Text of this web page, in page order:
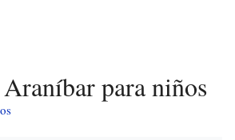
Araníbar para niños